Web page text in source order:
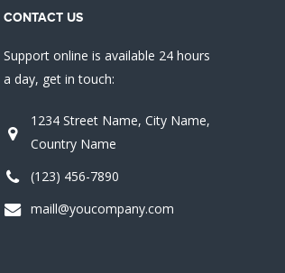
CONTACT US
Support online is available 24 hours
a day, get in touch:
1234 Street Name, City Name,
Country Name
(123) 456-7890
maill@youcompany.com